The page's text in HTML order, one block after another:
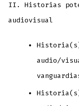
II. Historias
audiovisual
audio/